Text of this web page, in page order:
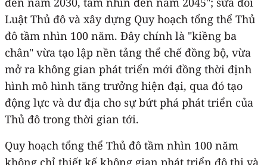
Luật Thủ đô và xây dựng Quy hoạch tổng thể Thủ
đô tầm nhìn 100 năm. Đây chính là "kiềng ba
chân" vừa tạo lập nền tảng thể chế đồng bộ, vừa
mở ra không gian phát triển mới đồng thời định
hình mô hình tăng trưởng hiện đại, qua đó tạo
động lực và dư địa cho sự bứt phá phát triển của
Thủ đô trong thời gian tới.
Quy hoạch tổng thể Thủ đô tầm nhìn 100 năm
không chỉ thiết kế không gian phát triển đô thị và